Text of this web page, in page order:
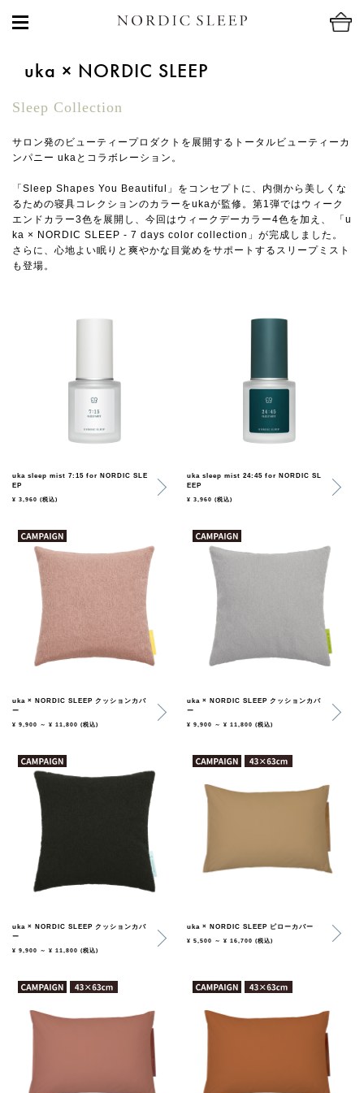
uka × NORDIC SLEEP
Sleep Collection
サロン発のビューティープロダクトを展開するトータルビューティーカ
ンパニー ukaとコラボレーション。
「Sleep Shapes You Beautiful」をコンセプトに、内側から美しくな
るための寝具コレクションのカラーをukaが監修。第1弾ではウィーク
エンドカラー3色を展開し、今回はウィークデーカラー4色を加え、 「u
ka × NORDIC SLEEP - 7 days color collection」が完成しました。
さらに、心地よい眠りと爽やかな目覚めをサポートするスリープミスト
も登場。
uka sleep mist 7:15 for NORDIC SLE
EP
¥ 3,960 (税込)
uka sleep mist 24:45 for NORDIC SL
EEP
¥ 3,960(税込)
uka × NORDIC SLEEP クッションカバ
ー
¥ 9,900 ～ ¥ 11,800 (税込)
uka × NORDIC SLEEP クッションカバ
ー
¥ 9,900 ～ ¥ 11,800(税込)
uka × NORDIC SLEEP クッションカバ
ー
¥ 9,900 ～ ¥ 11,800 (税込)
uka × NORDIC SLEEP ピローカバー
¥ 5,500 ～ ¥ 16,700(税込)